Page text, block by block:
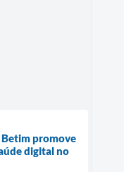
Betim promove
digital no